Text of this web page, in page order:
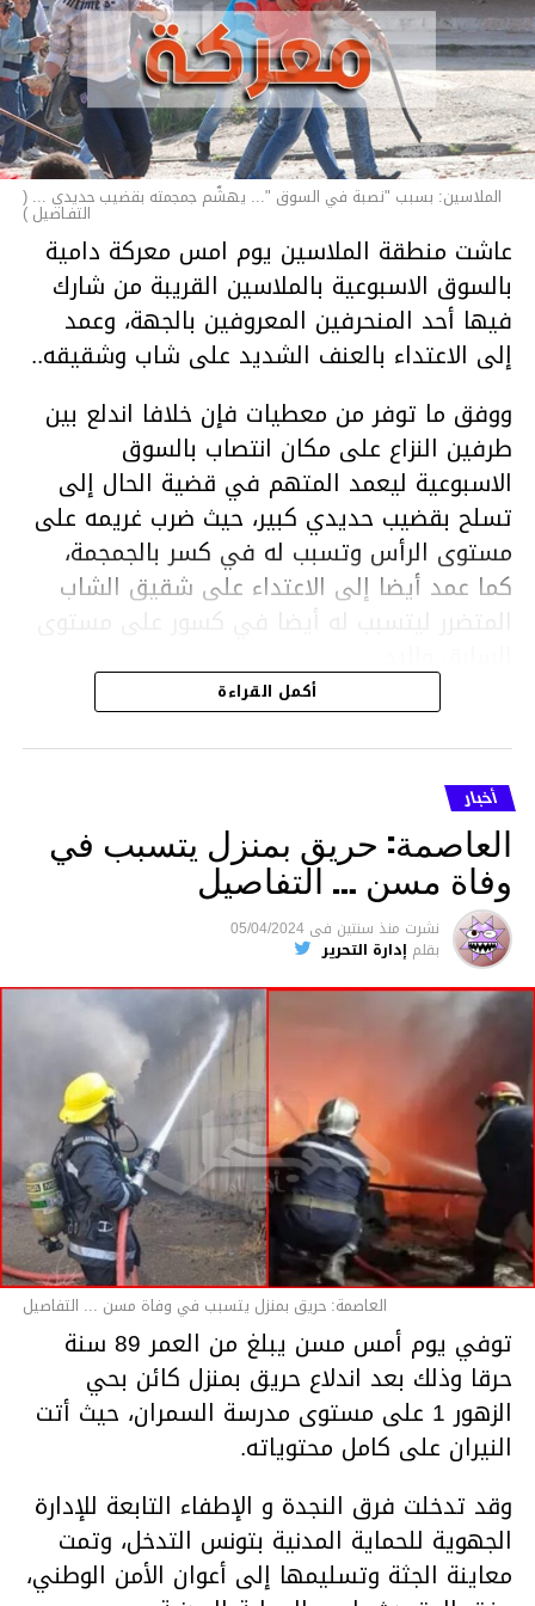
الملاسين: بسبب "نصبة في السوق "... يهشّم جمجمته بقضيب حديدي ... (
التفـاصيل )
عاشت منطقة الملاسين يوم امس معركة دامية
بالسوق الاسبوعية بالملاسين القريبة من شارك
فيها أحد المنحرفين المعروفين بالجهة، وعمد
إلى الاعتداء بالعنف الشديد على شاب وشقيقه..
ووفق ما توفر من معطيات فإن خلافا اندلع بين
طرفين النزاع على مكان انتصاب بالسوق
الاسبوعية ليعمد المتهم في قضية الحال إلى
تسلح بقضيب حديدي كبير، حيث ضرب غريمه على
مستوى الرأس وتسبب له في كسر بالجمجمة،
كما عمد أيضا إلى الاعتداء على شقيق الشاب
المتضرر ليتسبب له أيضا في كسور على مستوى
هذا وقد تمكن أعوان مركز الأمن الوطني بحي
هلال في توقيت قياسي من محاصرة المشتبه به
والقبض عليه وإحالته على التحقيق في خصوص
ما نُسبه إليه.
متابعة
قسم الاخبار
أكمل القراءة
أخبار
العاصمة: حريق بمنزل يتسبب في
وفاة مسن … التفاصيل
نشرت منذ سنتين فى 05/04/2024
بقلم إدارة التحرير
العاصمة: حريق بمنزل يتسبب في وفاة مسن ... التفاصيل
توفي يوم أمس مسن يبلغ من العمر 89 سنة
حرقا وذلك بعد اندلاع حريق بمنزل كائن بحي
الزهور 1 على مستوى مدرسة السمران، حيث أتت
النيران على كامل محتوياته.
وقد تدخلت فرق النجدة و الإطفاء التابعة للإدارة
الجهوية للحماية المدنية بتونس التدخل، وتمت
معاينة الجثة وتسليمها إلى أعوان الأمن الوطني،